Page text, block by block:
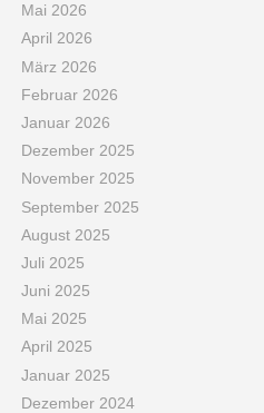
Mai 2026
April 2026
März 2026
Februar 2026
Januar 2026
Dezember 2025
November 2025
September 2025
August 2025
Juli 2025
Juni 2025
Mai 2025
April 2025
Januar 2025
Dezember 2024